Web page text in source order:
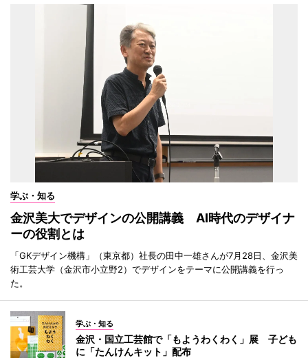
学ぶ・知る
金沢美大でデザインの公開講義 AI時代のデザイナ
ーの役割とは
「GKデザイン機構」（東京都）社長の田中一雄さんが7月28日、金沢美
術工芸大学（金沢市小立野2）でデザインをテーマに公開講義を行っ
た。
学ぶ・知る
金沢・国立工芸館で「もようわくわく」展 子ども
に「たんけんキット」配布